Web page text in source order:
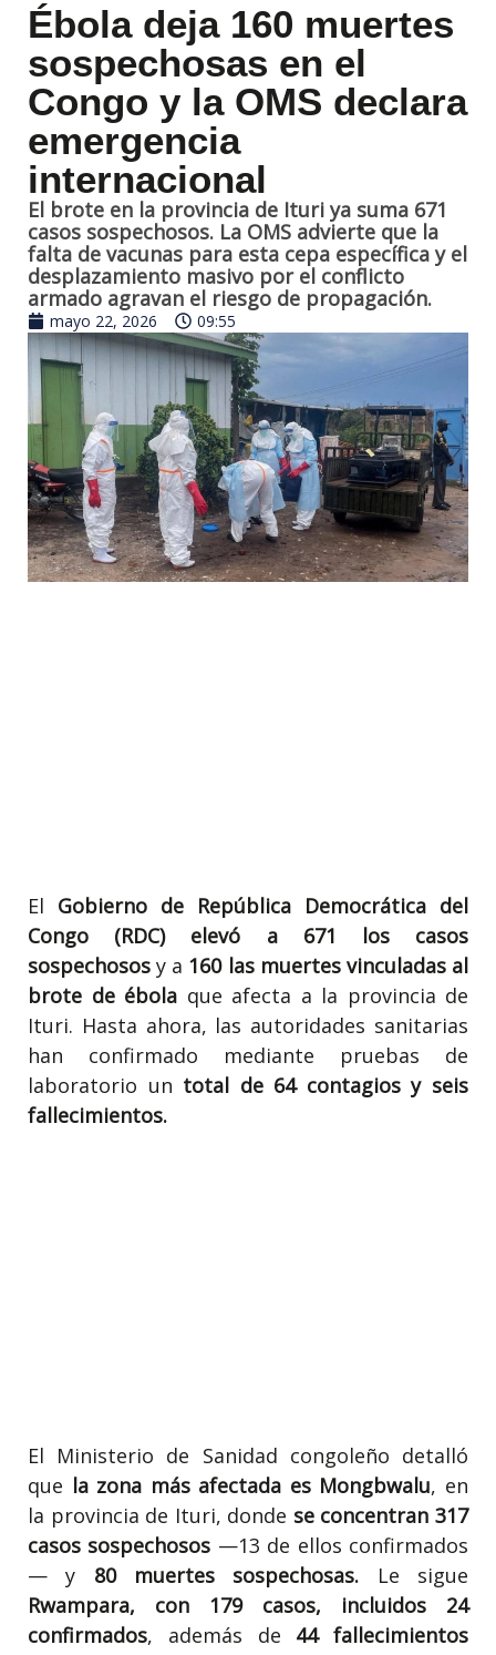
Ébola deja 160 muertes
sospechosas en el
Congo y la OMS declara
emergencia
internacional
El brote en la provincia de Ituri ya suma 671
casos sospechosos. La OMS advierte que la
falta de vacunas para esta cepa específica y el
desplazamiento masivo por el conflicto
armado agravan el riesgo de propagación.
mayo 22, 2026 09:55
El Gobierno de República Democrática del
Congo (RDC) elevó a 671 los casos
sospechosos y a 160 las muertes vinculadas al
brote de ébola que afecta a la provincia de
Ituri. Hasta ahora, las autoridades sanitarias
han confirmado mediante pruebas de
laboratorio un total de 64 contagios y seis
fallecimientos.
El Ministerio de Sanidad congoleño detalló
que la zona más afectada es Mongbwalu, en
la provincia de Ituri, donde se concentran 317
casos sospechosos —13 de ellos confirmados
— y 80 muertes sospechosas. Le sigue
Rwampara, con 179 casos, incluidos 24
confirmados, además de 44 fallecimientos